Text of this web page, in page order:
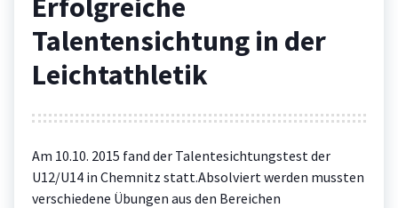
Erfolgreiche
Talentensichtung in der
Leichtathletik
Am 10.10. 2015 fand der Talentesichtungstest der
U12/U14 in Chemnitz statt.Absolviert werden mussten
verschiedene Übungen aus den Bereichen